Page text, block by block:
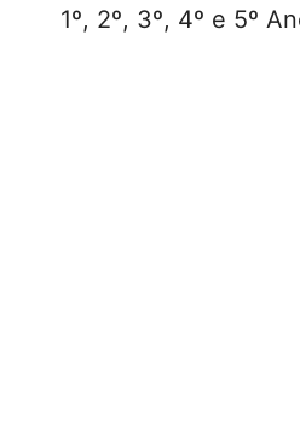
1º, 2º, 3º, 4º e 5º